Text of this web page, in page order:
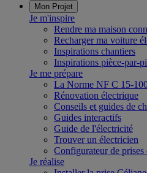
Mon Projet
Je m'inspire
Rendre ma maison
Recharger ma voiture
Inspirations chantiers
Inspirations pièce-par-
Je me prépare
La Norme NF C 15-
Rénovation électrique
Conseils et guides de
Guides interactifs
Guide de l'électricité
Trouver un électricien
Configurateur de prises
Je réalise